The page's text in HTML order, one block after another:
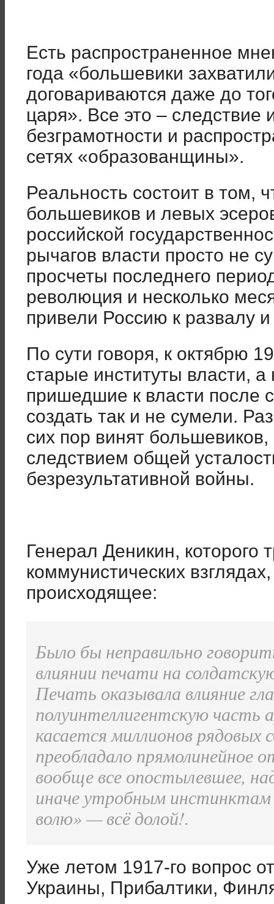
Есть распространенное
года «большевики
договариваются даже до
царя». Все это – следствие
безграмотности и
сетях «образованщины».
Реальность состоит в том,
большевиков и левых
российской
рычагов власти просто не
просчеты последнего
революция и несколько
привели Россию к развалу и
По сути говоря, к октябрю
старые институты власти,
пришедшие к власти после
создать так и не сумели.
сих пор винят
следствием общей
безрезультативной войны.
Генерал Деникин, которого
коммунистических
происходящее:
Было бы неправильно
влиянии печати на
Печать оказывала влияние
полуинтеллигентскую
касается миллионов рядовых
преобладало прямолинейное
вообще все опостылевшее,
иначе утробным
волю» — всё долой!.
Уже летом 1917-го вопрос
Украины, Прибалтики,